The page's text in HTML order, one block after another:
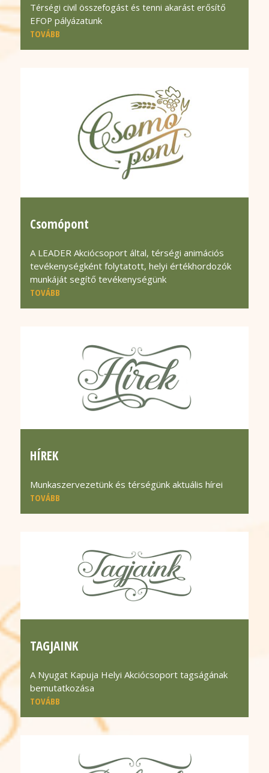
Térségi civil összefogást és tenni akarást erősítő
EFOP pályázatunk
TOVÁBB
Csomópont
A LEADER Akciócsoport által, térségi animációs
tevékenységként folytatott, helyi értékhordozók
munkáját segítő tevékenységünk
TOVÁBB
HÍREK
Munkaszervezetünk és térségünk aktuális hírei
TOVÁBB
TAGJAINK
A Nyugat Kapuja Helyi Akciócsoport tagságának
bemutatkozása
TOVÁBB